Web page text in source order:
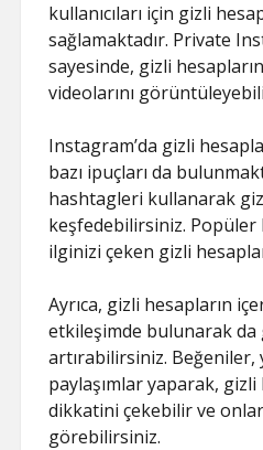
kullanıcıları için gizli
sağlamaktadır. Private
sayesinde, gizli
videolarını
Instagram’da gizli
bazı ipuçları da
hashtagleri kullanarak
keşfedebilirsiniz.
ilginizi çeken gizli
Ayrıca, gizli hesapların
etkileşimde bulunarak da
artırabilirsiniz. Beğeniler,
paylaşımlar yaparak,
dikkatini çekebilir ve
görebilirsiniz.